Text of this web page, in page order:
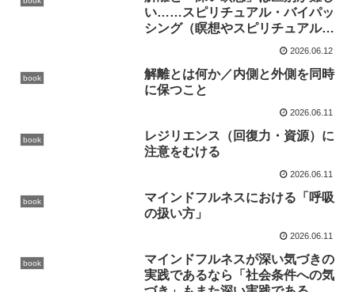
い……スピリチュアル・バイパッ
シング（瞑想やスピリチュアル探
求を使って、本来向き合うべき感
2026.06.12
book
解離とは何か／内側と外側を同時
に保つこと
2026.06.11
book
レジリエンス（回復力・資源）に
注意をむける
2026.06.11
book
マインドフルネスにおける「呼吸
の扱い方」
2026.06.11
book
マインドフルネスが深い気づきの
実践であるなら「社会条件への気